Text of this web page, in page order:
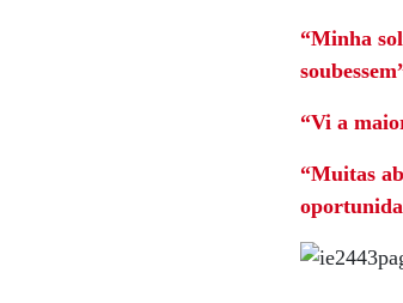
“Minha
“Vi a
“Muitas